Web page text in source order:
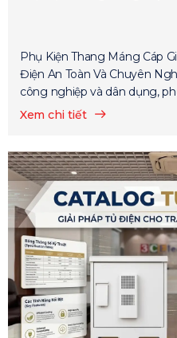
Phụ Kiện Thang Máng Cáp
Điện An Toàn Và Chuyên
công nghiệp và dân dụng,
Xem chi tiết